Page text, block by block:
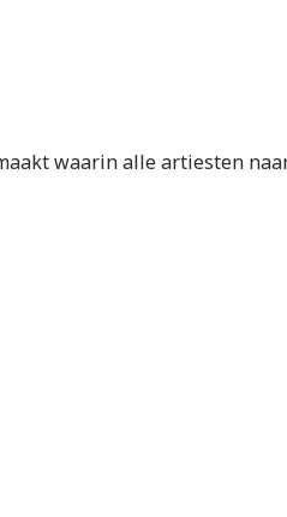
waarin alle artiesten